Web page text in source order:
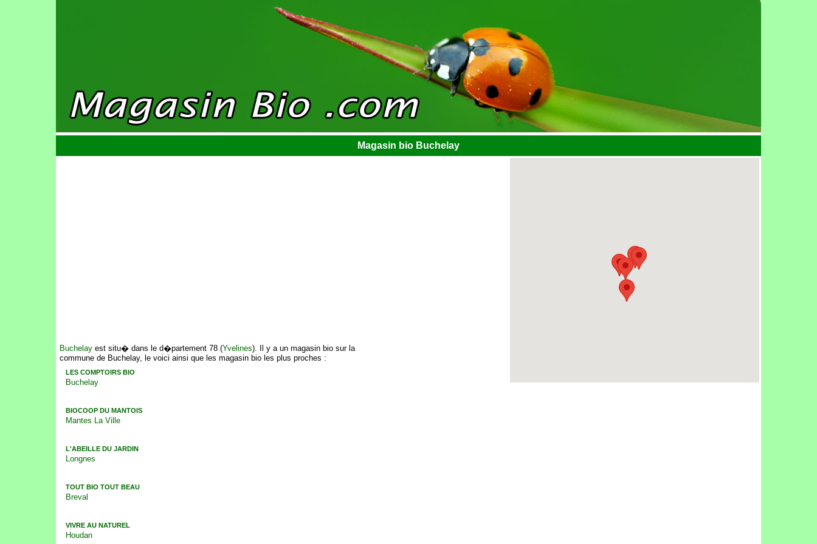
Magasin bio Buchelay
Buchelay est situ� dans le d�partement 78 (Yvelines). Il y a un magasin bio sur la
commune de Buchelay, le voici ainsi que les magasin bio les plus proches :
LES COMPTOIRS BIO
Buchelay
BIOCOOP DU MANTOIS
Mantes La Ville
L'ABEILLE DU JARDIN
Longnes
TOUT BIO TOUT BEAU
Breval
VIVRE AU NATUREL
Houdan